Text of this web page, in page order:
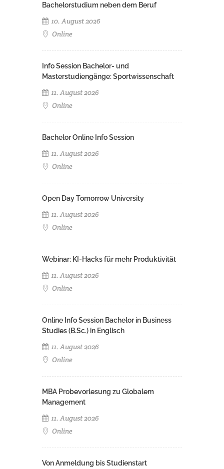
Bachelorstudium neben dem Beruf
10. August 2026
Online
Info Session Bachelor- und
Masterstudiengänge: Sportwissenschaft
11. August 2026
Online
Bachelor Online Info Session
11. August 2026
Online
Open Day Tomorrow University
11. August 2026
Online
Webinar: KI-Hacks für mehr Produktivität
11. August 2026
Online
Online Info Session Bachelor in Business
Studies (B.Sc.) in Englisch
11. August 2026
Online
MBA Probevorlesung zu Globalem
Management
11. August 2026
Online
Von Anmeldung bis Studienstart